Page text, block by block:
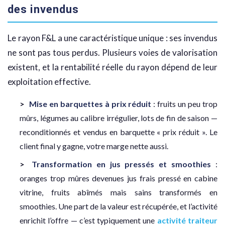
des invendus
Le rayon F&L a une caractéristique unique : ses invendus
ne sont pas tous perdus. Plusieurs voies de valorisation
existent, et la rentabilité réelle du rayon dépend de leur
exploitation effective.
Mise en barquettes à prix réduit : fruits un peu trop
mûrs, légumes au calibre irrégulier, lots de fin de saison —
reconditionnés et vendus en barquette « prix réduit ». Le
client final y gagne, votre marge nette aussi.
Transformation en jus pressés et smoothies :
oranges trop mûres devenues jus frais pressé en cabine
vitrine, fruits abîmés mais sains transformés en
smoothies. Une part de la valeur est récupérée, et l’activité
enrichit l’offre — c’est typiquement une activité traiteur